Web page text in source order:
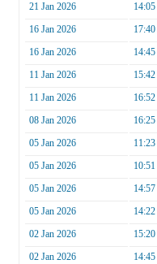
21 Jan 2026
14:05
16 Jan 2026
17:40
16 Jan 2026
14:45
11 Jan 2026
15:42
11 Jan 2026
16:52
08 Jan 2026
16:25
05 Jan 2026
11:23
05 Jan 2026
10:51
05 Jan 2026
14:57
05 Jan 2026
14:22
02 Jan 2026
15:20
02 Jan 2026
14:45